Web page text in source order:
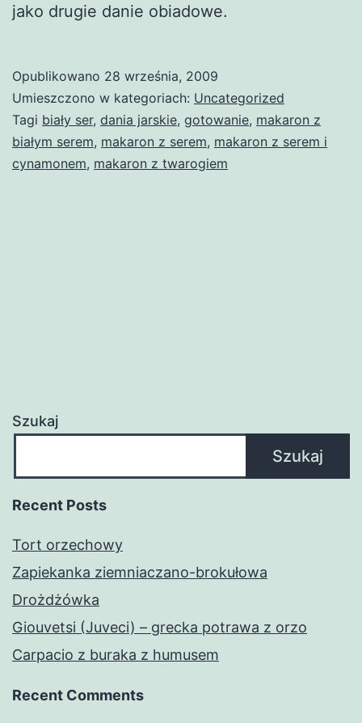
jako drugie danie obiadowe.
Opublikowano 28 września, 2009
Umieszczono w kategoriach: Uncategorized
Tagi biały ser, dania jarskie, gotowanie, makaron z
białym serem, makaron z serem, makaron z serem i
cynamonem, makaron z twarogiem
Szukaj
Szukaj
Recent Posts
Tort orzechowy
Zapiekanka ziemniaczano-brokułowa
Drożdżówka
Giouvetsi (Juveci) – grecka potrawa z orzo
Carpacio z buraka z humusem
Recent Comments